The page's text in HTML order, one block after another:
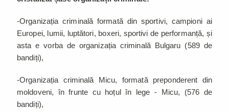
-Organizația criminală formată din sportivi, campioni ai
Europei, lumii, luptători, boxeri, sportivi de performanță, și
asta e vorba de organizația criminală Bulgaru (589 de
bandiți),
-Organizația criminală Micu, formată preponderent din
moldoveni, în frunte cu hoțul în lege - Micu, (576 de
bandiți),